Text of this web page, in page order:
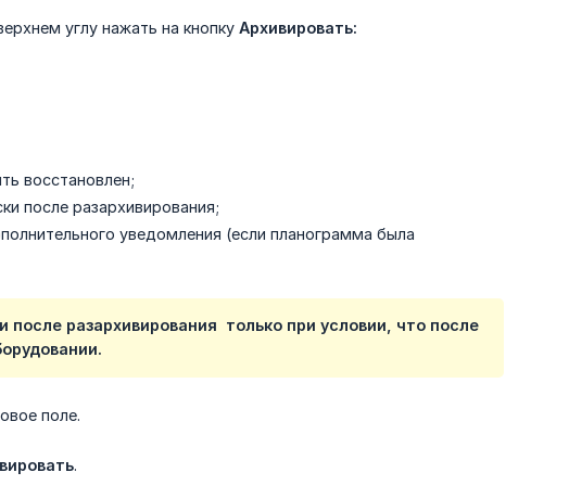
углу нажать на кнопку Архивировать:
восстановлен;
после разархивирования;
уведомления (если планограмма была
разархивирования только при условии, что после
поле.
.